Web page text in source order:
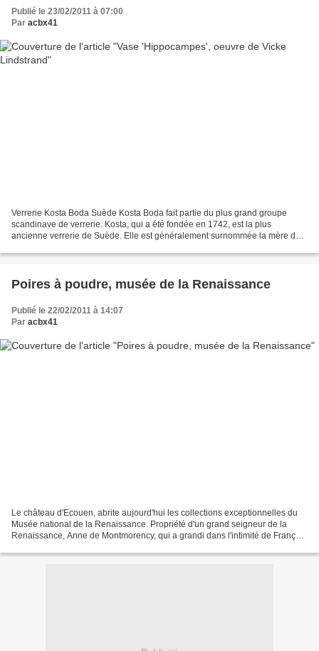
Publié le 23/02/2011 à 07:00
Par acbx41
Verrerie Kosta Boda Suède Kosta Boda fait partie du plus grand groupe
scandinave de verrerie. Kosta, qui a été fondée en 1742, est la plus
ancienne verrerie de Suède. Elle est généralement surnommée la mère du
Poires à poudre, musée de la Renaissance
Publié le 22/02/2011 à 14:07
Par acbx41
Le château d'Ecouen, abrite aujourd'hui les collections exceptionnelles du
Musée national de la Renaissance. Propriété d'un grand seigneur de la
Renaissance, Anne de Montmorency, qui a grandi dans l'intimité de François